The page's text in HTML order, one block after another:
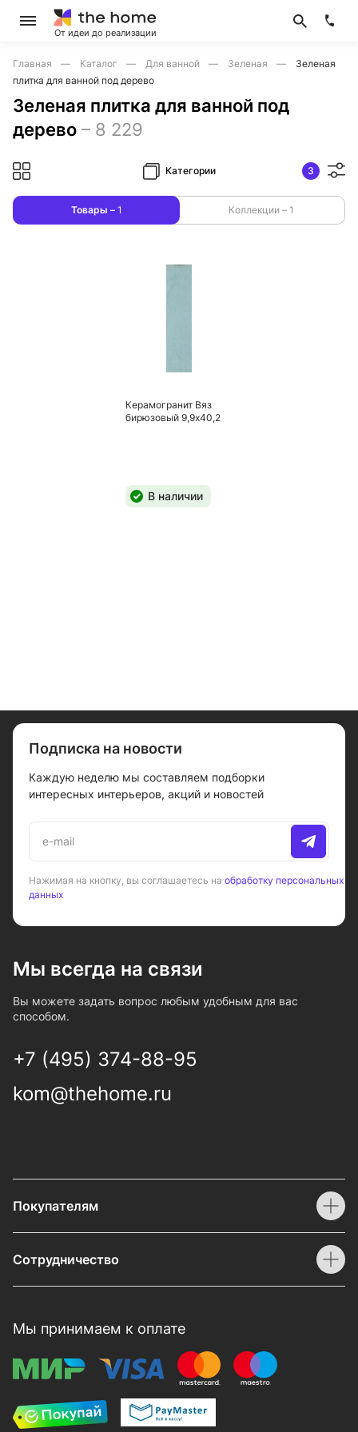
От идеи до реализации
Главная Каталог Для ванной Зеленая
Зеленая
плитка для ванной под дерево
Зеленая плитка для ванной под
дерево – 8 229
Категории 3
Товары – 1 Коллекции – 1
Керамогранит Вяз
бирюзовый 9,9х40,2
В наличии
Подписка на новости
Каждую неделю мы составляем подборки
интересных интерьеров, акций и новостей
Нажимая на кнопку, вы соглашаетесь на обработку персональных
данных
Мы всегда на связи
Вы можете задать вопрос любым удобным для вас
способом.
+7 (495) 374-88-95
kom@thehome.ru
Покупателям
Сотрудничество
Мы принимаем к оплате